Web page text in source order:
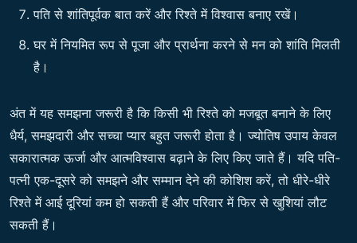
पति से शांतिपूर्वक बात करें और रिश्ते में विश्वास बनाए रखें।
घर में नियमित रूप से पूजा और प्रार्थना करने से मन को शांति मिलती
है।
अंत में यह समझना जरूरी है कि किसी भी रिश्ते को मजबूत बनाने के लिए
धैर्य, समझदारी और सच्चा प्यार बहुत जरूरी होता है। ज्योतिष उपाय केवल
सकारात्मक ऊर्जा और आत्मविश्वास बढ़ाने के लिए किए जाते हैं। यदि पति-
पत्नी एक-दूसरे को समझने और सम्मान देने की कोशिश करें, तो धीरे-धीरे
रिश्ते में आई दूरियां कम हो सकती हैं और परिवार में फिर से खुशियां लौट
सकती हैं।